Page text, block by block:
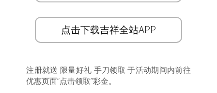
点击下载吉祥全站APP
注册就送 限量好礼 手刀领取 于活动期间内前往
优惠页面”点击领取”彩金。